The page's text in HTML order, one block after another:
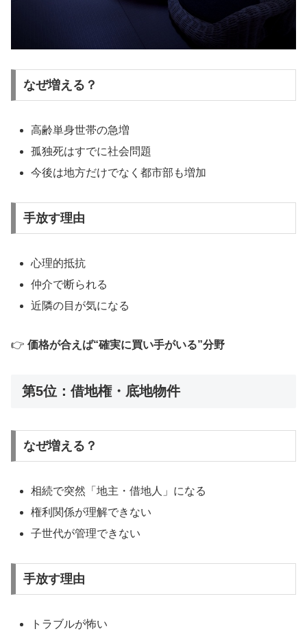
なぜ増える？
高齢単身世帯の急増
孤独死はすでに社会問題
今後は地方だけでなく都市部も増加
手放す理由
心理的抵抗
仲介で断られる
近隣の目が気になる
👉 価格が合えば“確実に買い手がいる”分野
第5位：借地権・底地物件
なぜ増える？
相続で突然「地主・借地人」になる
権利関係が理解できない
子世代が管理できない
手放す理由
トラブルが怖い